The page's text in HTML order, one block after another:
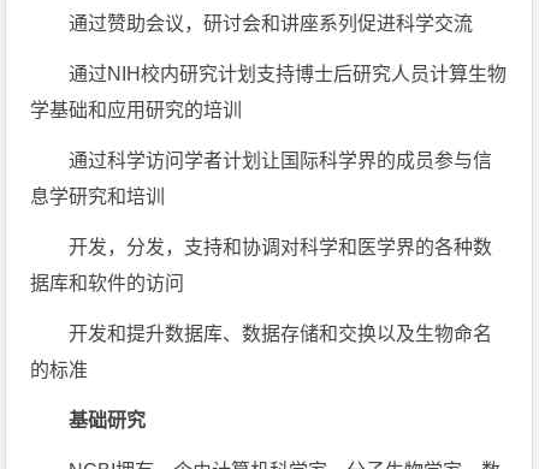
通过赞助会议，研讨会和讲座系列促进科学交流
通过NIH校内研究计划支持博士后研究人员计算生物
学基础和应用研究的培训
通过科学访问学者计划让国际科学界的成员参与信
息学研究和培训
开发，分发，支持和协调对科学和医学界的各种数
据库和软件的访问
开发和提升数据库、数据存储和交换以及生物命名
的标准
基础研究